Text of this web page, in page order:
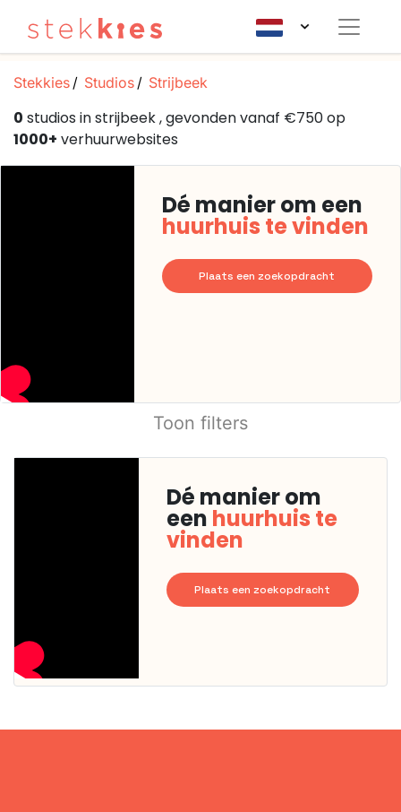
Stekkies Studios Strijbeek
0 studios in strijbeek , gevonden vanaf €750 op
1000+ verhuurwebsites
Dé manier om een
huurhuis te vinden
Plaats een zoekopdracht
Toon filters
Dé manier om
een huurhuis te
vinden
Plaats een zoekopdracht